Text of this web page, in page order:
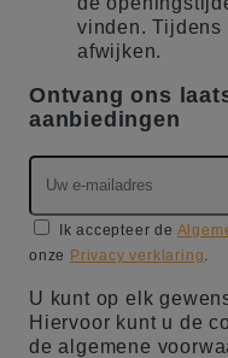
vinden. Tijdens
afwijken.
Ontvang ons
aanbiedingen
Ik accepteer de
onze Privacy verklaring.
U kunt op elk
Hiervoor kunt u de
de algemene